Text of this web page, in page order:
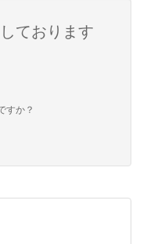
ております
すか？